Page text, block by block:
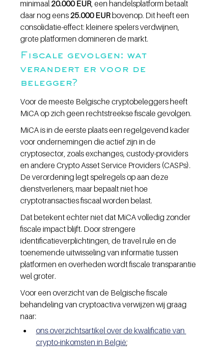
minimaal 20.000 EUR , een handelsplatform betaalt
daar nog eens 25.000 EUR bovenop. Dit heeft een
consolidatie-effect: kleinere spelers verdwijnen,
grote platformen domineren de markt.
Fiscale gevolgen: wat
verandert er voor de
belegger?
Voor de meeste Belgische cryptobeleggers heeft
MiCA op zich geen rechtstreekse fiscale gevolgen.
MiCA is in de eerste plaats een regelgevend kader
voor ondernemingen die actief zijn in de
cryptosector, zoals exchanges, custody-providers
en andere Crypto Asset Service Providers (CASPs).
De verordening legt spelregels op aan deze
dienstverleners, maar bepaalt niet hoe
cryptotransacties fiscaal worden belast.
Dat betekent echter niet dat MiCA volledig zonder
fiscale impact blijft. Door strengere
identificatieverplichtingen, de travel rule en de
toenemende uitwisseling van informatie tussen
platformen en overheden wordt fiscale transparantie
wel groter.
Voor een overzicht van de Belgische fiscale
behandeling van cryptoactiva verwijzen wij graag
naar:
ons overzichtsartikel over de kwalificatie van
crypto-inkomsten in België;